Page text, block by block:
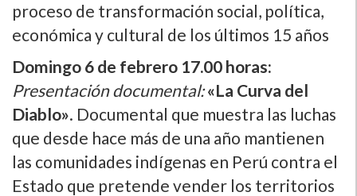
proceso de transformación social, polí­tica,
económica y cultural de los últimos 15 años
Domingo 6 de febrero 17.00 horas:
Presentación documental: «La Curva del
Diablo». Documental que muestra las luchas
que desde hace más de una año mantienen
las comunidades indí­genas en Perú contra el
Estado que pretende vender los territorios